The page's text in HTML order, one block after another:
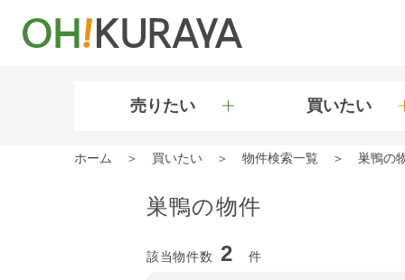
売りたい 買いたい
ホーム 買いたい 物件検索一覧 巣鴨の
巣鴨の物件
該当物件数 2 件